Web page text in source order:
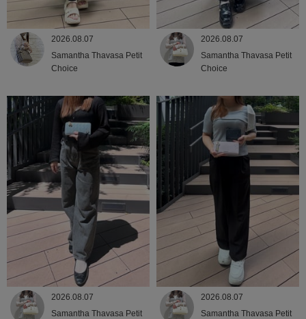
2026.08.07
Samantha Thavasa Petit
Choice
2026.08.07
Samantha Thavasa Petit
Choice
2026.08.07
Samantha Thavasa Petit
2026.08.07
Samantha Thavasa Petit